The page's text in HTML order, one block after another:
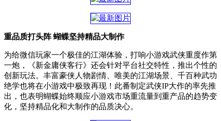
重品质打头阵 蝴蝶坚持精品大制作
为给微信玩家一个极佳的江湖体验，打响小游戏武侠重度作第
一炮，《新金庸侠客行》还会针对平台社交特性，推出个性的
创新玩法。丰富豪侠人物剧情、唯美的江湖场景、千百种武功
绝学也将在小游戏中极致再现！此番制定武侠IP大作的率先推
出，也表明蝴蝶始终顺应小游戏市场重流量到重产品的趋势变
化，坚持精品化和大制作的品质决心。